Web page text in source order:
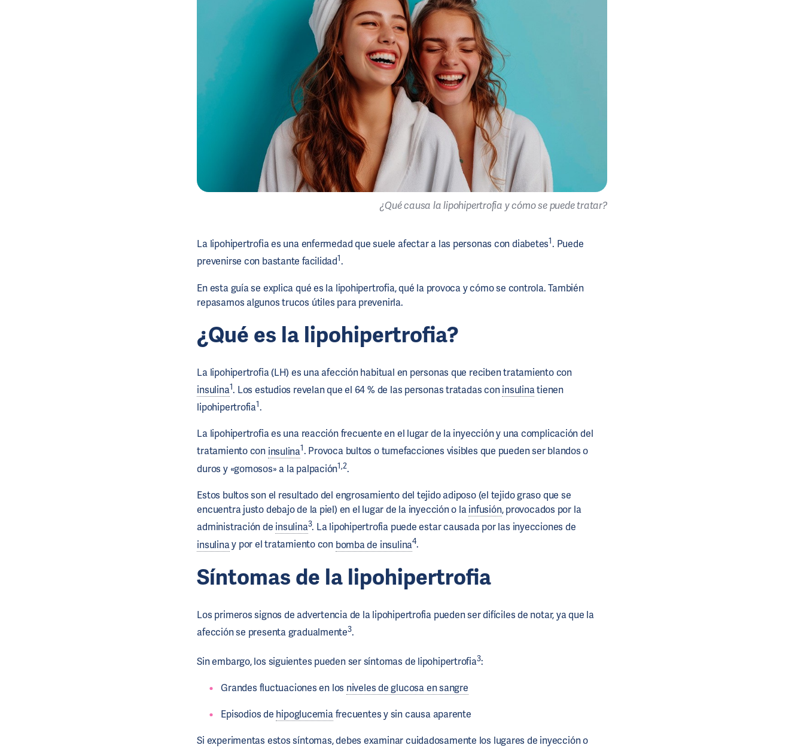
¿Qué causa la lipohipertrofia y cómo se puede tratar?
La lipohipertrofia es una enfermedad que suele afectar a las personas con diabetes1. Puede
prevenirse con bastante facilidad1.
En esta guía se explica qué es la lipohipertrofia, qué la provoca y cómo se controla. También
repasamos algunos trucos útiles para prevenirla.
¿Qué es la lipohipertrofia?
La lipohipertrofia (LH) es una afección habitual en personas que reciben tratamiento con
insulina1. Los estudios revelan que el 64 % de las personas tratadas coninsulinatienen
lipohipertrofia1.
La lipohipertrofia es una reacción frecuente en el lugar de la inyección y una complicación del
tratamiento con insulina1. Provoca bultos o tumefacciones visibles que pueden ser blandos o
duros y «gomosos» a la palpación1,2.
Estos bultos son el resultado del engrosamiento del tejido adiposo (el tejido graso que se
encuentra justo debajo de la piel) en el lugar de la inyección o lainfusión, provocados por la
administración de insulina3. La lipohipertrofia puede estar causada por las inyecciones de
insulinay por el tratamiento con bomba de insulina4.
Síntomas de la lipohipertrofia
Los primeros signos de advertencia de la lipohipertrofia pueden ser difíciles de notar, ya que la
afección se presenta gradualmente3.
Sin embargo, los siguientes pueden ser síntomas de lipohipertrofia3:
Grandes fluctuaciones en los niveles de glucosa en sangre
Episodios de hipoglucemiafrecuentes y sin causa aparente
Si experimentas estos síntomas, debes examinar cuidadosamente los lugares de inyección o